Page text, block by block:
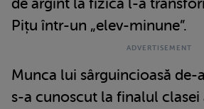
Pițu într-un „elev-minune”.
Munca lui sârguincioasă
s-a cunoscut la finalul clasei